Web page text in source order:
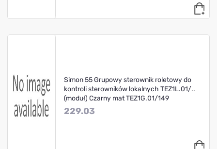
Simon 55 Grupowy sterownik roletowy do
kontroli sterowników lokalnych TEZ1L.01/..
(moduł) Czarny mat TEZ1G.01/149
229.03